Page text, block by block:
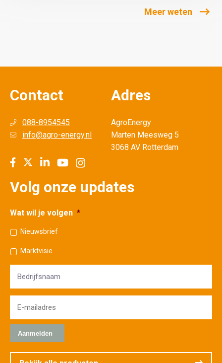
Meer weten
Contact
088-8954545
info@agro-energy.nl
Adres
AgroEnergy
Marten Meesweg 5
3068 AV Rotterdam
Volg onze updates
Wat wil je volgen *
Nieuwsbrief
Marktvisie
mailadres *